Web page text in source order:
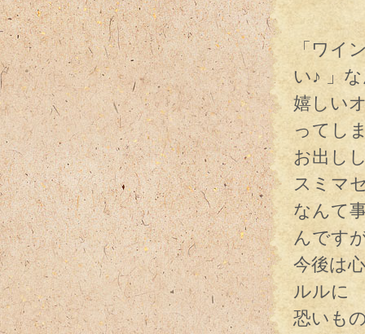
「エ
「ワイ
い♪ 」
嬉しい
ってし
お出し
スミマ
なんて
んです
今後は
ルルに
恐いも